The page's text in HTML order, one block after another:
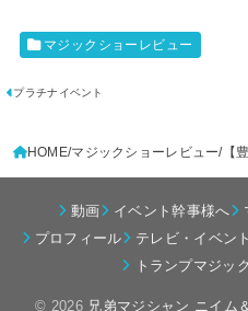
マジックショーレビュー
プラチナイベント
HOME マジックショーレビュー 【
動画 イベント幹事様へ
プロフィール
テレビ・イベン
トランプマジッ
© 2026 兄弟マジシャン ニイム